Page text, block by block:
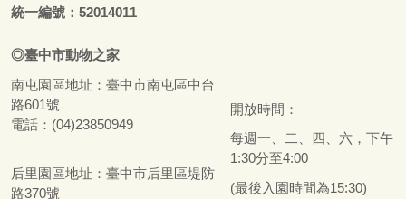
統一編號：52014011
◎臺中市動物之家
南屯園區地址： 臺中市南屯區中台
路601號
電話：(04)23850949
后里園區地址： 臺中市后里區堤防
路370號
開放時間：
每週一、二、四、六，下午
1:30分至4:00
(最後入園時間為15:30)